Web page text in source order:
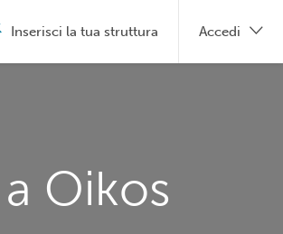
Oikos
Inserisci la tua struttura Accedi